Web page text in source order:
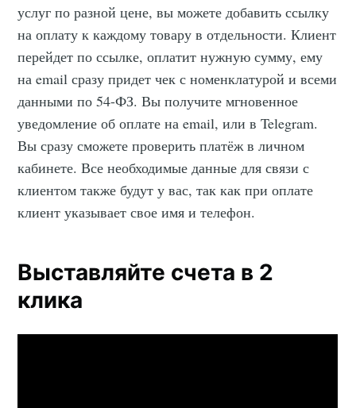
услуг по разной цене, вы можете добавить ссылку
на оплату к каждому товару в отдельности. Клиент
перейдет по ссылке, оплатит нужную сумму, ему
на email сразу придет чек с номенклатурой и всеми
данными по 54-ФЗ. Вы получите мгновенное
уведомление об оплате на email, или в Telegram.
Вы сразу сможете проверить платёж в личном
кабинете. Все необходимые данные для связи с
клиентом также будут у вас, так как при оплате
клиент указывает свое имя и телефон.
Выставляйте счета в 2
клика